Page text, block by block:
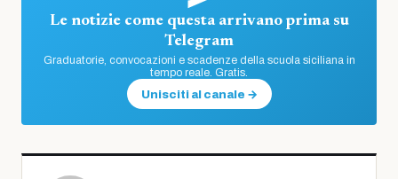
Le notizie come questa arrivano prima su
Telegram
Graduatorie, convocazioni e scadenze della scuola siciliana in
tempo reale. Gratis.
Unisciti al canale →